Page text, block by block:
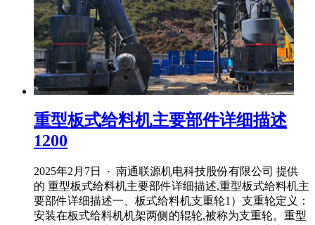
重型板式给料机主要部件详细描述
1200
2025年2月7日 · 南通联源机电科技股份有限公司 提供
的 重型板式给料机主要部件详细描述,重型板式给料机主
要部件详细描述一、板式给料机支重轮1）支重轮定义：
安装在板式给料机机架两侧的辊轮,被称为支重轮。重型